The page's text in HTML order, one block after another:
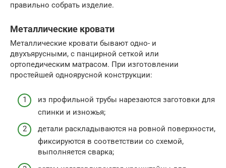
правильно собрать изделие.
Металлические кровати
Металлические кровати бывают одно- и
двухъярусными, с панцирной сеткой или
ортопедическим матрасом. При изготовлении
простейшей одноярусной конструкции:
из профильной трубы нарезаются заготовки для
спинки и изножья;
детали раскладываются на ровной поверхности,
фиксируются в соответствии со схемой,
выполняется сварка;